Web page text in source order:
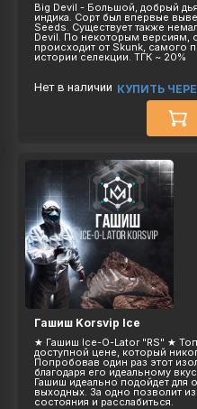
Big Devil - Большой, добрый
индика. Сорт был впервые
Seeds. Существует также
Devil. По некоторым версиям,
происходит от Skunk, самого
истории селекции. ТГК ~ 20%
Нет в наличии КУПИТЬ
Гашиш Korsvip Ice
★ Гaшиш Ice-О-Lator "RS" ★
доступной цене, который
Попробовав один раз этот
благодаря его идеальному
Гашиш идеально подойдет для
выходных. За одно позволит
состояния и расслабиться.